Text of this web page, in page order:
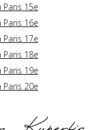
15e
16e
17e
18e
19e
20e